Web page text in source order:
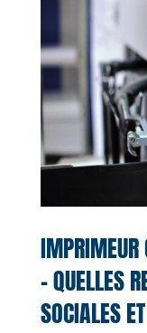
IMPRIMEUR
– QUELLES
SOCIALES